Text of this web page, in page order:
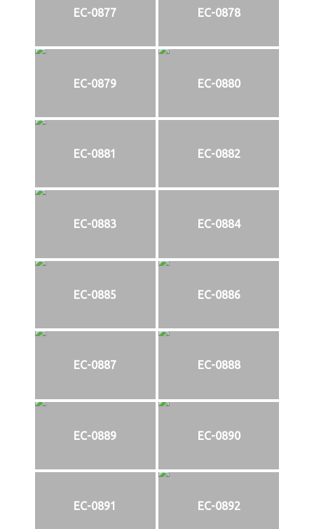
EC-0877 EC-0878
EC-0879 EC-0880
EC-0881 EC-0882
EC-0883 EC-0884
EC-0885 EC-0886
EC-0887 EC-0888
EC-0889 EC-0890
EC-0891 EC-0892